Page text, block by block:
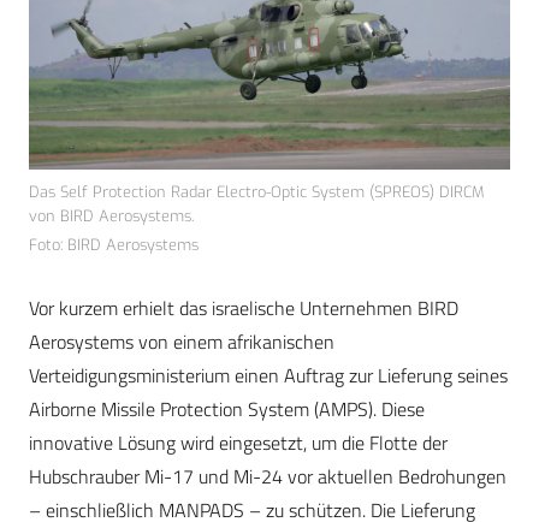
Das Self Protection Radar Electro-Optic System (SPREOS) DIRCM
von BIRD Aerosystems.
Foto: BIRD Aerosystems
Vor kurzem erhielt das israelische Unternehmen BIRD
Aerosystems von einem afrikanischen
Verteidigungsministerium einen Auftrag zur Lieferung seines
Airborne Missile Protection System (AMPS). Diese
innovative Lösung wird eingesetzt, um die Flotte der
Hubschrauber Mi-17 und Mi-24 vor aktuellen Bedrohungen
– einschließlich MANPADS – zu schützen. Die Lieferung